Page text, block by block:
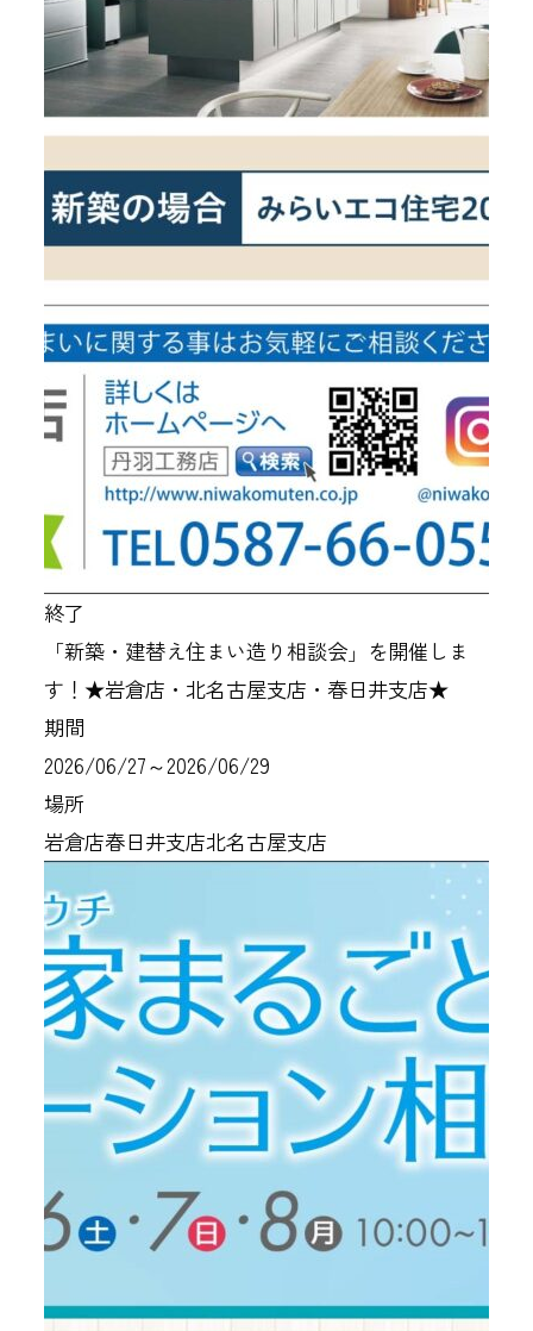
終了
「新築・建替え住まい造り相談会」を開催しま
す！★岩倉店・北名古屋支店・春日井支店★
期間
2026/06/27～2026/06/29
場所
岩倉店春日井支店北名古屋支店